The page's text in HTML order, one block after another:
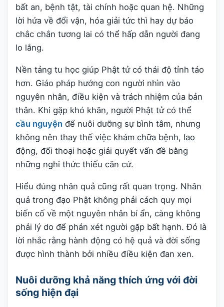
bất an, bệnh tật, tài chính hoặc quan hệ. Những
lời hứa về đổi vận, hóa giải tức thì hay dự báo
chắc chắn tương lai có thể hấp dẫn người đang
lo lắng.
Nền tảng tu học giúp Phật tử có thái độ tỉnh táo
hơn. Giáo pháp hướng con người nhìn vào
nguyên nhân, điều kiện và trách nhiệm của bản
thân. Khi gặp khó khăn, người Phật tử có thể
cầu nguyện để nuôi dưỡng sự bình tâm, nhưng
không nên thay thế việc khám chữa bệnh, lao
động, đối thoại hoặc giải quyết vấn đề bằng
những nghi thức thiếu căn cứ.
Hiểu đúng nhân quả cũng rất quan trọng. Nhân
quả trong đạo Phật không phải cách quy mọi
biến cố về một nguyên nhân bí ẩn, càng không
phải lý do để phán xét người gặp bất hạnh. Đó là
lời nhắc rằng hành động có hệ quả và đời sống
được hình thành bởi nhiều điều kiện đan xen.
Nuôi dưỡng khả năng thích ứng với đời
sống hiện đại